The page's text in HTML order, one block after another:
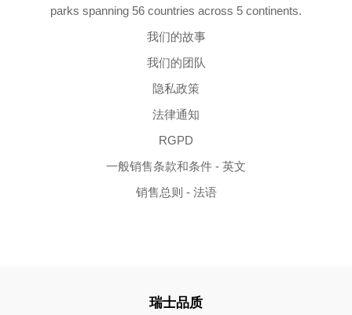
parks spanning 56 countries across 5 continents.
我们的故事
我们的团队
隐私政策
法律通知
RGPD
一般销售条款和条件 - 英文
销售总则 - 法语
瑞士品质